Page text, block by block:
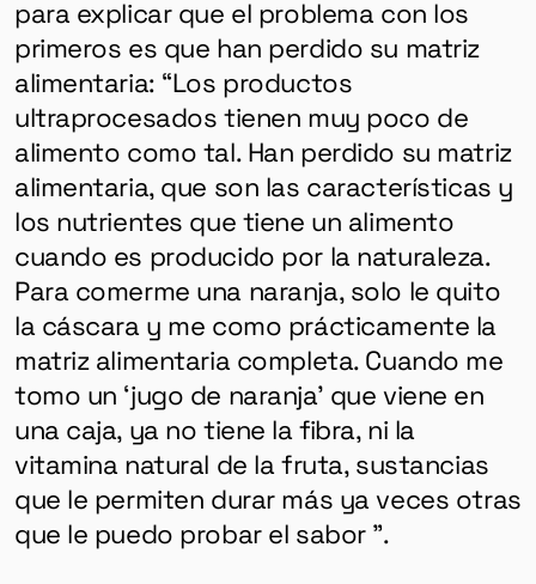
para explicar que el problema con los
primeros es que han perdido su matriz
alimentaria: “Los productos
ultraprocesados ​​tienen muy poco de
alimento como tal. Han perdido su matriz
alimentaria, que son las características y
los nutrientes que tiene un alimento
cuando es producido por la naturaleza.
Para comerme una naranja, solo le quito
la cáscara y me como prácticamente la
matriz alimentaria completa. Cuando me
tomo un ‘jugo de naranja’ que viene en
una caja, ya no tiene la fibra, ni la
vitamina natural de la fruta, sustancias
que le permiten durar más ya veces otras
que le puedo probar el sabor ”.